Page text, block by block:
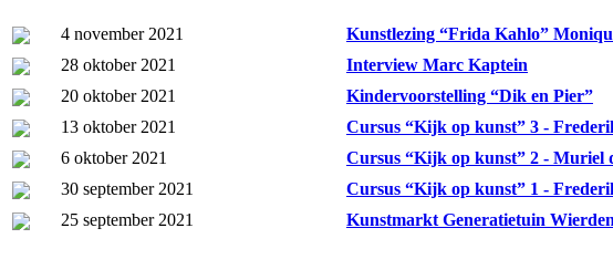
4 november 2021
Kunstlezing “Frida Kahlo”
28 oktober 2021
Interview Marc Kaptein
20 oktober 2021
Kindervoorstelling “Dik en Pier”
13 oktober 2021
Cursus “Kijk op kunst” 3 -
6 oktober 2021
Cursus “Kijk op kunst” 2 - Muriel
30 september 2021
Cursus “Kijk op kunst” 1 -
25 september 2021
Kunstmarkt Generatietuin Wierden